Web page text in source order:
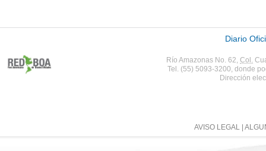
Diario
Río Amazonas No. 62, Col.
Tel. (55) 5093-3200, donde
Dirección
AVISO LEGAL |